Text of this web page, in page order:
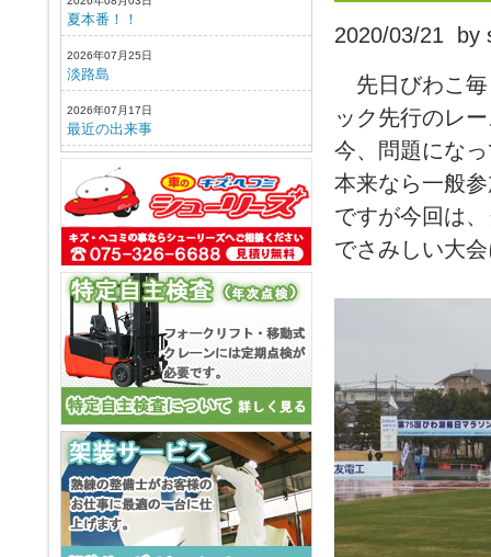
夏本番！！
2026年07月25日
淡路島
2026年07月17日
最近の出来事
2020/03/21 by
先日びわこ毎
ック先行のレ
今、問題にな
本来なら一般
ですが今回は
でさみしい大